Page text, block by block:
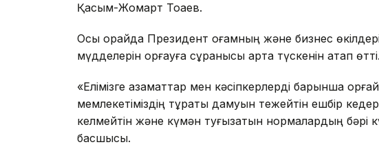
Қасым-Жомарт Тоқаев.
Осы орайда Президент қоғамның және бизнес
мүдделерін қорғауға сұранысы арта түскенін атап өтті.
«Елімізге азаматтар мен кәсіпкерлерді барынша
мемлекетіміздің тұрақты дамуын тежейтін ешбір
келмейтін және күмән туғызатын нормалардың бәрі
басшысы.